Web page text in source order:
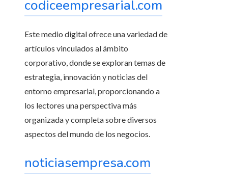
codiceempresarial.com
Este medio digital ofrece una variedad de
artículos vinculados al ámbito
corporativo, donde se exploran temas de
estrategia, innovación y noticias del
entorno empresarial, proporcionando a
los lectores una perspectiva más
organizada y completa sobre diversos
aspectos del mundo de los negocios.
noticiasempresa.com